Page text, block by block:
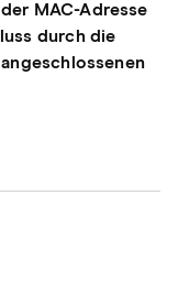
MAC-Adresse
durch die